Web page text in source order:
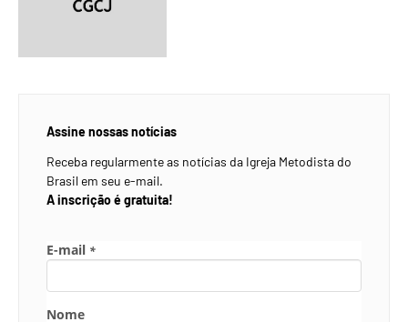
Assine nossas notícias
Receba regularmente as notícias da Igreja Metodista do
Brasil em seu e-mail.
A inscrição é gratuita!